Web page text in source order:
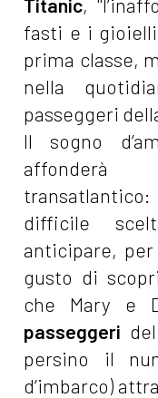
Titanic,
fasti e i
prima classe,
nella
passeggeri
Il sogno
affonderà
difficile
anticipare,
gusto di
che Mary e
passeggeri
persino il
d’imbarco)